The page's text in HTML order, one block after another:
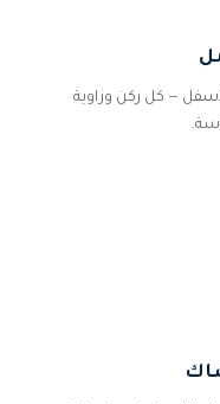
— كل ركن وزاوية